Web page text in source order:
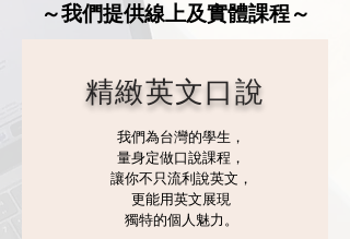
​～我們提供線上及實體課程～
​精緻英文口說
我們為台灣的學生，
量身定做口說課程，
讓你不只流利說英文，
更能用英文展現
獨特的個人魅力。